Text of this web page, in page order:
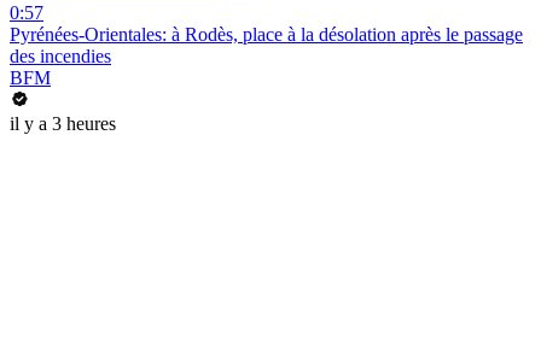
0:57
Pyrénées-Orientales: à Rodès, place à la désolation après le passage
des incendies
BFM
il y a 3 heures